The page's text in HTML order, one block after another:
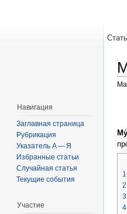
1
2
3
4
Навигация
Заглавная страница
Рубрикация
Указатель А — Я
Избранные статьи
Случайная статья
Текущие события
Участие